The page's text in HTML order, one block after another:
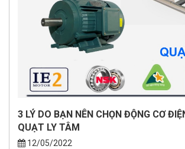
3 LÝ DO BẠN NÊN CHỌN ĐỘNG CƠ
QUẠT LY TÂM
12/05/2022